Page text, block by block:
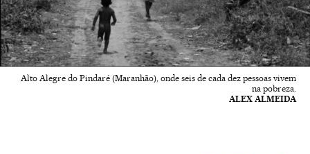
Alto Alegre do Pindaré (Maranhão), onde seis de cada dez pessoas vivem
na pobreza.
ALEX ALMEIDA